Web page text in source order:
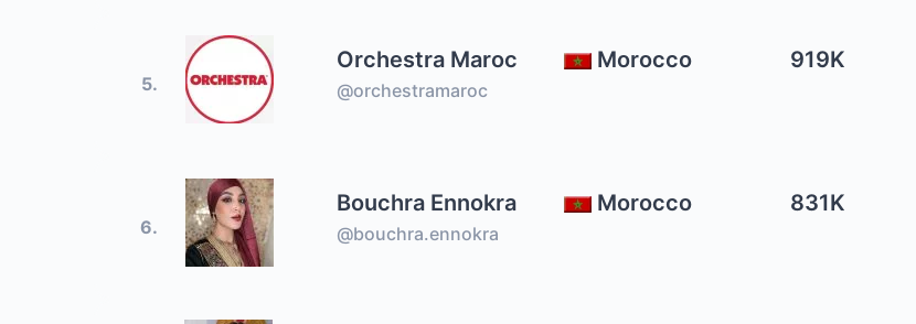
5.
Orchestra Maroc
@orchestramaroc
Morocco 919K
6.
Bouchra Ennokra
@bouchra.ennokra
Morocco 831K